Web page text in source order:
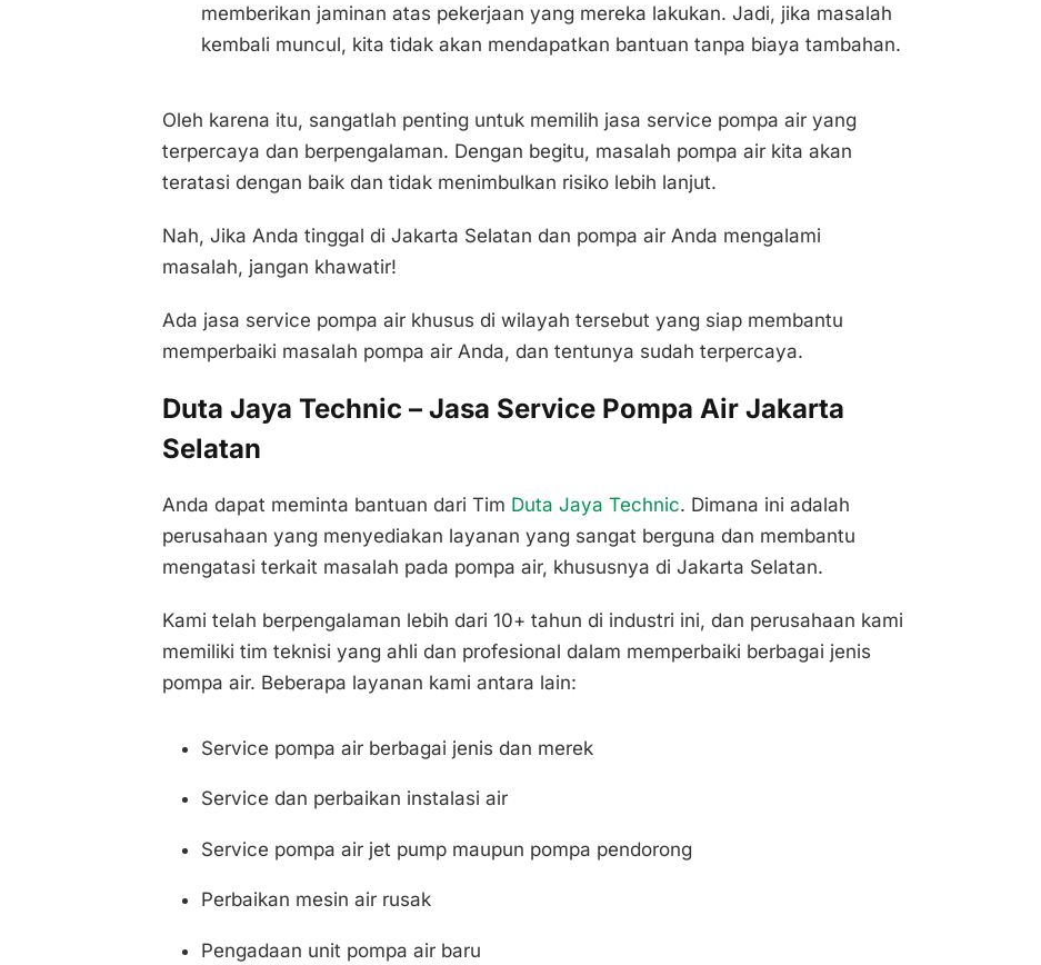
memberikan jaminan atas pekerjaan yang mereka lakukan. Jadi, jika masalah
kembali muncul, kita tidak akan mendapatkan bantuan tanpa biaya tambahan.
Oleh karena itu, sangatlah penting untuk memilih jasa service pompa air yang
terpercaya dan berpengalaman. Dengan begitu, masalah pompa air kita akan
teratasi dengan baik dan tidak menimbulkan risiko lebih lanjut.
Nah, Jika Anda tinggal di Jakarta Selatan dan pompa air Anda mengalami
masalah, jangan khawatir!
Ada jasa service pompa air khusus di wilayah tersebut yang siap membantu
memperbaiki masalah pompa air Anda, dan tentunya sudah terpercaya.
Duta Jaya Technic – Jasa Service Pompa Air Jakarta
Selatan
Anda dapat meminta bantuan dari Tim Duta Jaya Technic. Dimana ini adalah
perusahaan yang menyediakan layanan yang sangat berguna dan membantu
mengatasi terkait masalah pada pompa air, khususnya di Jakarta Selatan.
Kami telah berpengalaman lebih dari 10+ tahun di industri ini, dan perusahaan kami
memiliki tim teknisi yang ahli dan profesional dalam memperbaiki berbagai jenis
pompa air. Beberapa layanan kami antara lain:
Service pompa air berbagai jenis dan merek
Service dan perbaikan instalasi air
Service pompa air jet pump maupun pompa pendorong
Perbaikan mesin air rusak
Pengadaan unit pompa air baru